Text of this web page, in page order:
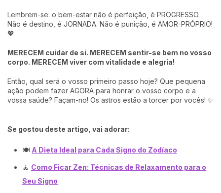
Lembrem-se: o bem-estar não é perfeição, é PROGRESSO.
Não é destino, é JORNADA. Não é punição, é AMOR-PRÓPRIO!
💖
MERECEM cuidar de si. MERECEM sentir-se bem no vosso
corpo. MERECEM viver com vitalidade e alegria!
Então, qual será o vosso primeiro passo hoje? Que pequena
ação podem fazer AGORA para honrar o vosso corpo e a
vossa saúde? Façam-no! Os astros estão a torcer por vocês! ✨
Se gostou deste artigo, vai adorar:
🍽️ A Dieta Ideal para Cada Signo do Zodíaco
🧘 Como Ficar Zen: Técnicas de Relaxamento para o
Seu Signo